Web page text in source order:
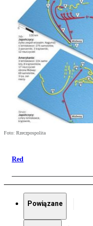
Foto: Rzeczpospolita
Red
Powiązane